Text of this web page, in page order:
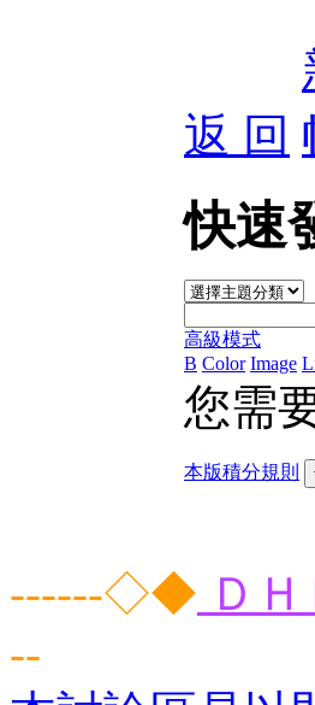
返 回
快速
高級模式
B Color Image
您需
本版積分規則
------◇◆ Ｄ
--